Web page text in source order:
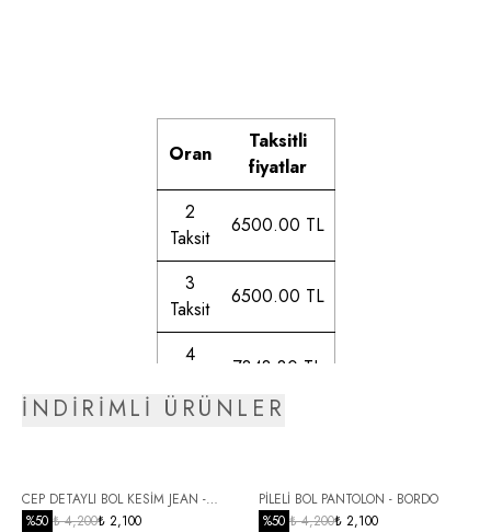
Oran
Taksitli
fiyatlar
2
Taksit
6500.00 TL
3
Taksit
6500.00 TL
4
7343.80 TL
6
7646.16 TL
İNDİRİMLİ ÜRÜNLER
CEP DETAYLI BOL KESİM JEAN -
SİYAH
%50 ₺ 4,200₺ 2,100
PİLELİ BOL PANTOLON - BORDO
%50 ₺ 4,200₺ 2,100